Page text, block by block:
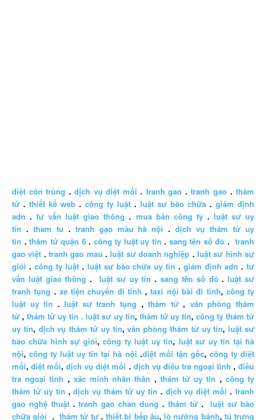
diệt côn trùng .dịch vụ diệt mối . tranh gao .tranh gao .thám
tử . thiết kế web . công ty luật . luật sư bào chữa . giám định
adn .tư vấn luật giao thông . mua bán công ty. luật sư uy
tín . tham tu . tranh gạo màu hà nội .dịch vụ thám tử uy
tín .thám tử quận 6. công ty luật uy tín . sang tên sổ đỏ .tranh
gao việt .tranh gao mau .luật sư doanh nghiệp .luật sư hình sự
giỏi . công ty luật. luật sư bào chữa uy tín .giám định adn .tư
vấn luật giao thông . luật sư uy tín .sang tên sổ đỏ.luật sư
tranh tụng . xe tiện chuyến đi tỉnh ,taxi nội bài đi tỉnh, công ty
luật uy tín .luật sư tranh tụng ,thám tử, văn phòng thám
tử ,thám tử uy tín . luật sư uy tín, thám tử uy tín, công ty thám tử
uy tín, dịch vụ thám tử uy tín,văn phòng thám tử uy tín,luật sư
bào chữa hình sự giỏi,công ty luật uy tín, luật sư uy tín tại hà
nội,công ty luật uy tín tại hà nội .diệt mối tận gốc, công ty diệt
mối,diệt mối,dịch vụ diệt mối . dịch vụ điều tra ngoại tình ,điều
tra ngoại tình , xác minh nhân thân , thám tử uy tín , công ty
thám tử uy tín ,dịch vụ thám tử uy tín . dịch vụ diệt mối .tranh
gao nghệ thuật.tranh gao chan dung . thám tử.luật sư bào
chữa giỏi .thám tử tư.thiết bị bếp âu,lò nướng bánh, tủ trưng